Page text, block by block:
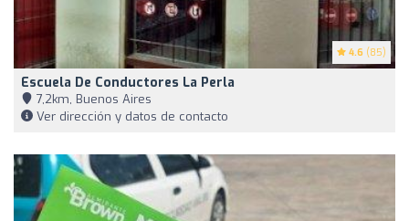
4.6 (85)
Escuela De Conductores La Perla
7,2km, Buenos Aires
Ver dirección y datos de contacto